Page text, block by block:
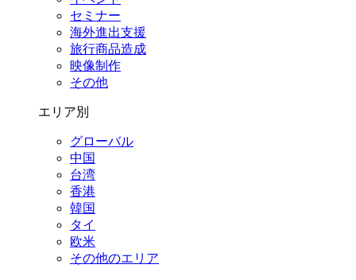
セミナー
海外進出支援
旅行商品造成
映像制作
その他
エリア別
グローバル
中国
台湾
香港
韓国
タイ
欧米
その他のエリア